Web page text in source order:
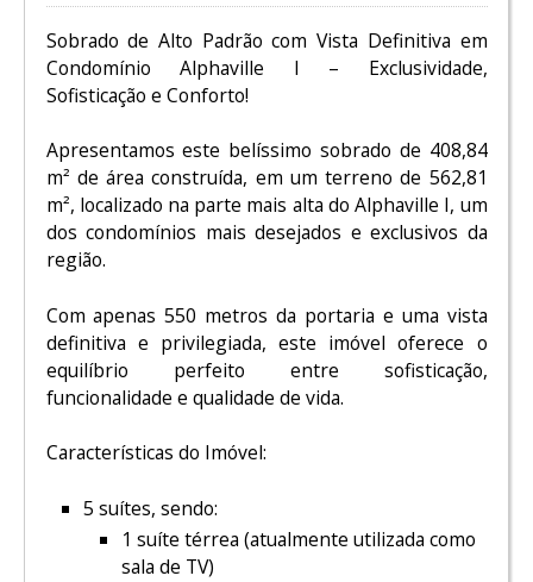
Sobrado de Alto Padrão com Vista Definitiva em
Condomínio Alphaville I – Exclusividade,
Sofisticação e Conforto!
Apresentamos este belíssimo sobrado de 408,84
m² de área construída, em um terreno de 562,81
m², localizado na parte mais alta do Alphaville I, um
dos condomínios mais desejados e exclusivos da
região.
Com apenas 550 metros da portaria e uma vista
definitiva e privilegiada, este imóvel oferece o
equilíbrio perfeito entre sofisticação,
funcionalidade e qualidade de vida.
Características do Imóvel:
5 suítes, sendo:
1 suíte térrea (atualmente utilizada como
sala de TV)